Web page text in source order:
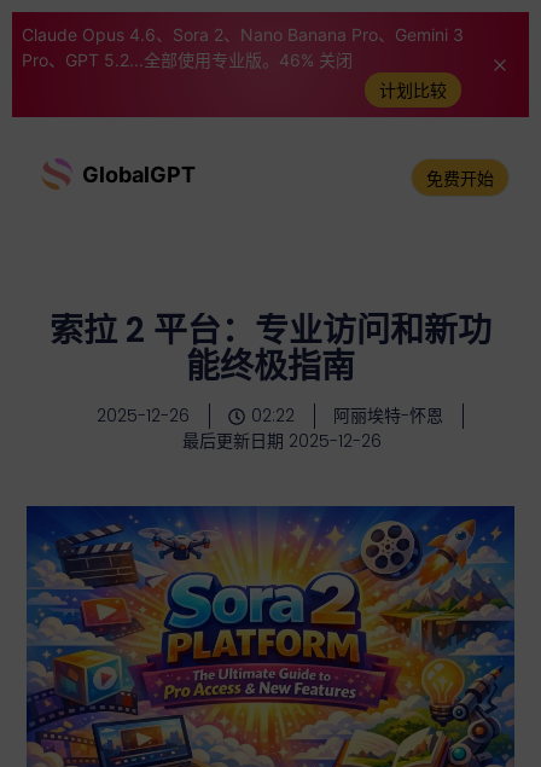
Claude Opus 4.6、Sora 2、Nano Banana Pro、Gemini 3
Pro、GPT 5.2...全部使用专业版。46% 关闭
计划比较
GlobalGPT 免费开始
索拉 2 平台：专业访问和新功
能终极指南
2025-12-26 02:22
阿丽埃特-怀恩
最后更新日期 2025-12-26